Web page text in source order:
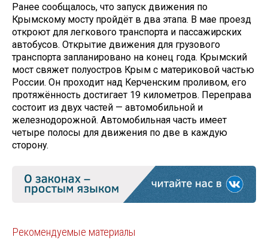
Ранее сообщалось, что запуск движения по
Крымскому мосту пройдёт в два этапа. В мае проезд
откроют для легкового транспорта и пассажирских
автобусов. Открытие движения для грузового
транспорта запланировано на конец года. Крымский
мост свяжет полуостров Крым с материковой частью
России. Он проходит над Керченским проливом, его
протяжённость достигает 19 километров. Переправа
состоит из двух частей — автомобильной и
железнодорожной. Автомобильная часть имеет
четыре полосы для движения по две в каждую
сторону.
Рекомендуемые материалы